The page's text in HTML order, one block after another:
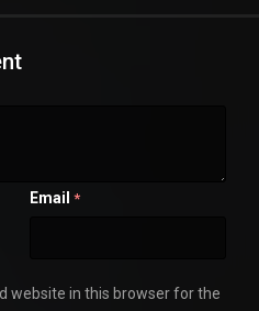
Email *
website in this browser for the